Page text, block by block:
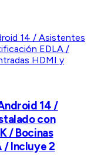
14 /
con
/ Bocinas
/ Incluye 2